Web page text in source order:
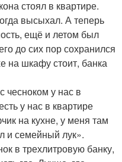
стоял в квартире.
высыхал. А теперь
ещё и летом был
до сих пор сохранился
на шкафу стоит, банка
чесноком у нас в
у нас в квартире
на кухне, у меня там
и семейный лук».
в трехлитровую банку,